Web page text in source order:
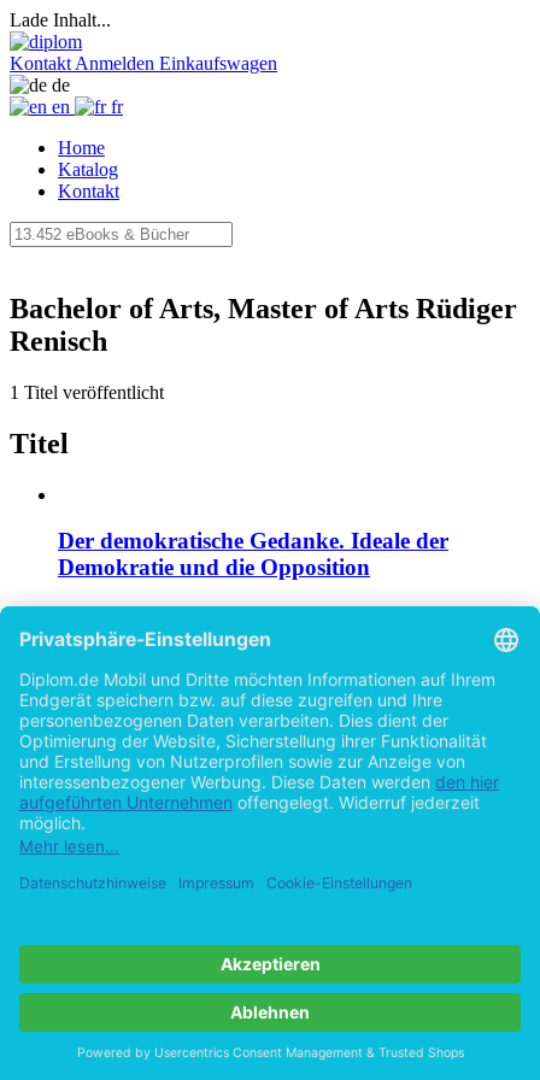
Lade Inhalt...
Kontakt Anmelden Einkaufswagen
de
en
fr
Home
Katalog
Kontakt
Bachelor of Arts, Master of Arts Rüdiger
Renisch
1 Titel veröffentlicht
Titel
Der demokratische Gedanke. Ideale der
Demokratie und die Opposition
©2004 Hausarbeit 24 Seiten
Hilfe/FAQ
Impressum
Datenschutz
AGB
Vertrag widerrufen
Zur Desktop-Version
Copyright ©Imprint in der Bedey & Thoms Media GmbH
byOpen Publishing